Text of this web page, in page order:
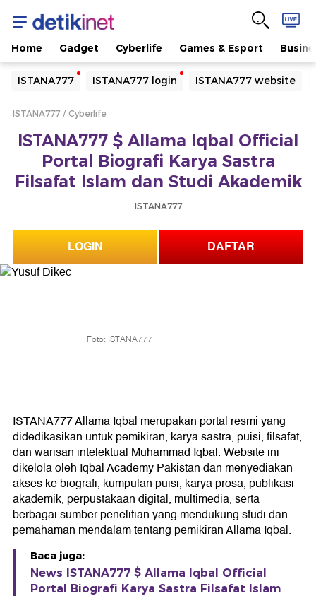
Home Gadget Cyberlife Games & Esport
ISTANA777 ISTANA777 login ISTANA777 website
Yang sedang ramai dicari
Loading...
Loading...
ISTANA777 Cyberlife
ISTANA777 $ Allama Iqbal Official
Portal Biografi Karya Sastra
Filsafat Islam dan Studi Akademik
ISTANA777
LOGIN DAFTAR
Foto: ISTANA777
ISTANA777 Allama Iqbal merupakan portal resmi yang
didedikasikan untuk pemikiran, karya sastra, puisi, filsafat,
dan warisan intelektual Muhammad Iqbal. Website ini
dikelola oleh Iqbal Academy Pakistan dan menyediakan
akses ke biografi, kumpulan puisi, karya prosa, publikasi
akademik, perpustakaan digital, multimedia, serta
berbagai sumber penelitian yang mendukung studi dan
pemahaman mendalam tentang pemikiran Allama Iqbal.
Baca juga:
News ISTANA777 $ Allama Iqbal Official
Portal Biografi Karya Sastra Filsafat Islam